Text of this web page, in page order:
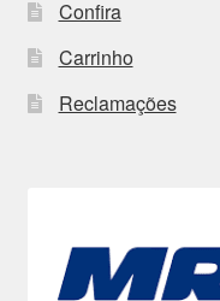
Confira
Carrinho
Reclamações